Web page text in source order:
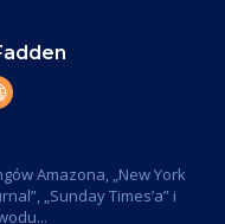
Amazona, „New York
„Sunday Times’a” i